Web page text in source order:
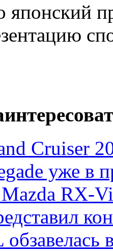
японский
Cruiser
уже в
RX-